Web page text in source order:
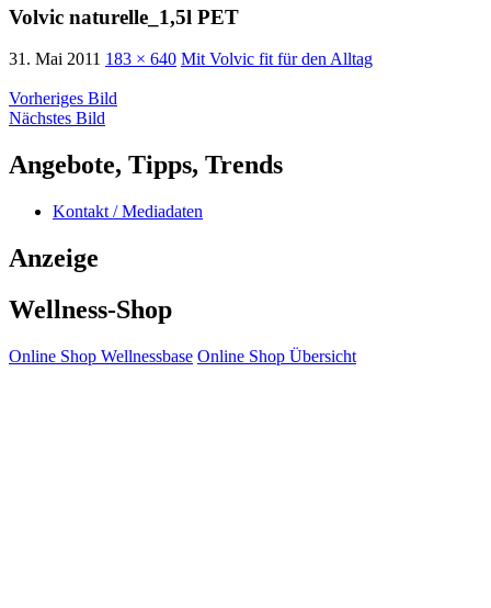
Volvic naturelle_1,5l PET
31. Mai 2011 183 × 640 Mit Volvic fit für den Alltag
Vorheriges Bild
Nächstes Bild
Angebote, Tipps, Trends
Kontakt / Mediadaten
Anzeige
Wellness-Shop
Online Shop Wellnessbase Online Shop Übersicht